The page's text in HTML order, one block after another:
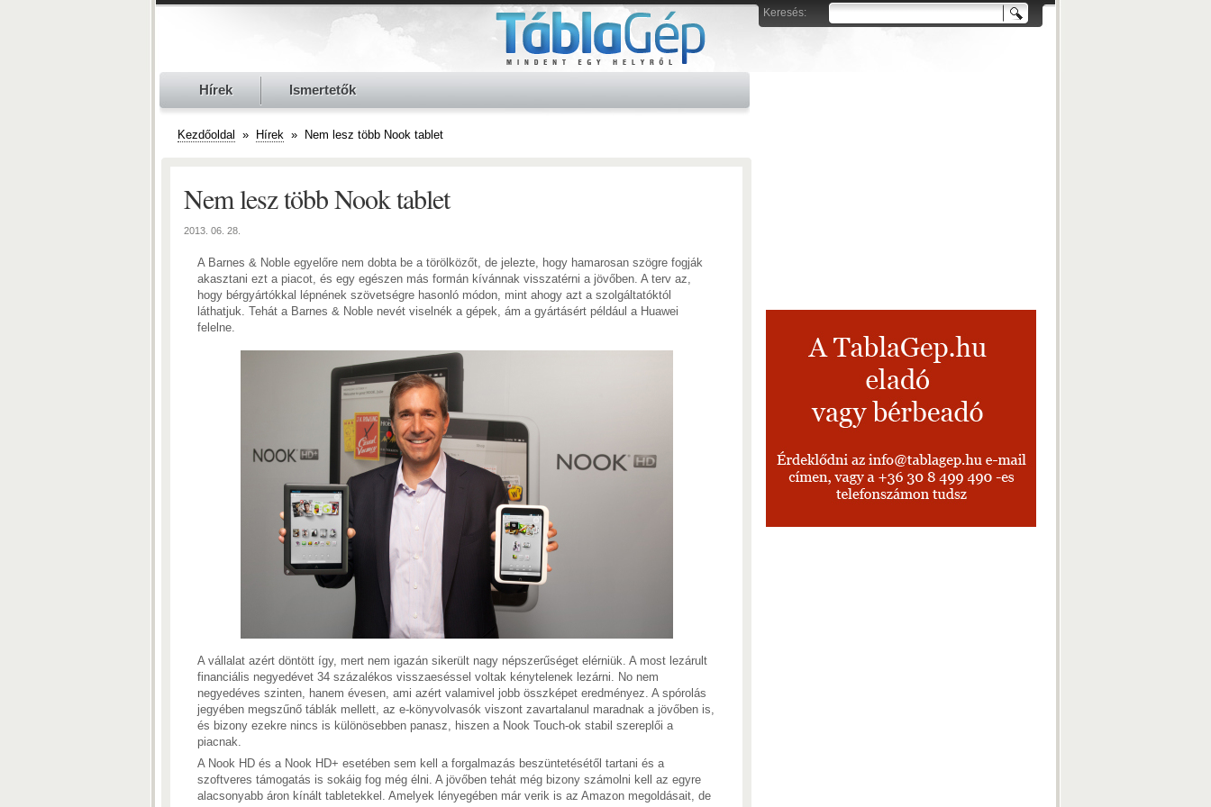
Nem lesz több Nook tablet
2013. 06. 28.
A Barnes & Noble egyelőre nem dobta be a törölközőt, de jelezte, hogy hamarosan szögre fogják
akasztani ezt a piacot, és egy egészen más formán kívánnak visszatérni a jövőben. A terv az,
hogy bérgyártókkal lépnének szövetségre hasonló módon, mint ahogy azt a szolgáltatóktól
láthatjuk. Tehát a Barnes & Noble nevét viselnék a gépek, ám a gyártásért például a Huawei
felelne.
A vállalat azért döntött így, mert nem igazán sikerült nagy népszerűséget elérniük. A most lezárult
financiális negyedévet 34 százalékos visszaeséssel voltak kénytelenek lezárni. No nem
negyedéves szinten, hanem évesen, ami azért valamivel jobb összképet eredményez. A spórolás
jegyében megszűnő táblák mellett, az e-könyvolvasók viszont zavartalanul maradnak a jövőben is,
és bizony ezekre nincs is különösebben panasz, hiszen a Nook Touch-ok stabil szereplői a
piacnak.
A Nook HD és a Nook HD+ esetében sem kell a forgalmazás beszüntetésétől tartani és a
szoftveres támogatás is sokáig fog még élni. A jövőben tehát még bizony számolni kell az egyre
alacsonyabb áron kínált tabletekkel. Amelyek lényegében már verik is az Amazon megoldásait, de
Kezdőoldal » Hírek » Nem lesz több Nook tablet
Keresés:
Hírek Ismertetők